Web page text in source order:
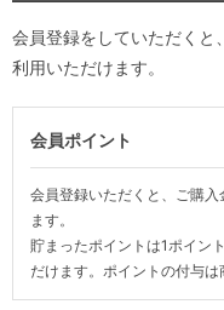
会員登録をしていただくと
利用いただけます。
会員ポイント
会員登録いただくと、ご購
ます。
貯まったポイントは1ポイン
だけます。ポイントの付与は